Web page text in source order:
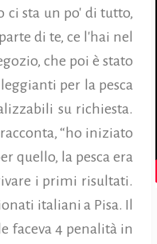
ci sta un po' di tutto,
di te, ce l'hai nel
che poi è stato
per la pesca
su richiesta.
“ho iniziato
quello, la pesca era
i primi risultati.
italiani a Pisa. Il
faceva 4 penalità in